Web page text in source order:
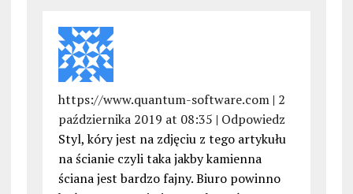
https://www.quantum-software.com| 2
października 2019 at 08:35 | Odpowiedz
Styl, kóry jest na zdjęciu z tego artykułu
na ścianie czyli taka jakby kamienna
ściana jest bardzo fajny. Biuro powinno